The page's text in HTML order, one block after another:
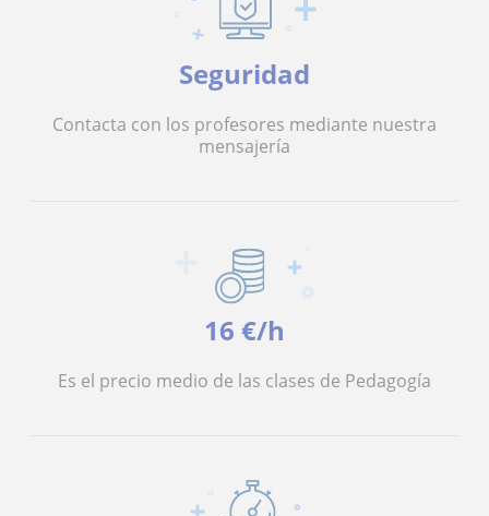
Seguridad
Contacta con los profesores mediante nuestra
mensajería
16 €/h
Es el precio medio de las clases de Pedagogía